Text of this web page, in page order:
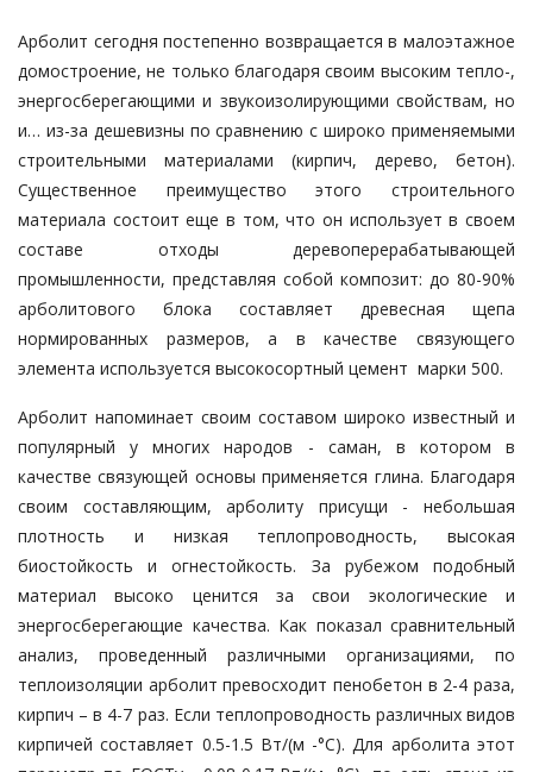
Арболит сегодня постепенно возвращается в малоэтажное
домостроение, не только благодаря своим высоким тепло-,
энергосберегающими и звукоизолирующими свойствам, но
и… из-за дешевизны по сравнению с широко применяемыми
строительными материалами (кирпич, дерево, бетон).
Существенное преимущество этого строительного
материала состоит еще в том, что он использует в своем
составе отходы деревоперерабатывающей
промышленности, представляя собой композит: до 80-90%
арболитового блока составляет древесная щепа
нормированных размеров, а в качестве связующего
элемента используется высокосортный цемент марки 500.
Арболит напоминает своим составом широко известный и
популярный у многих народов - саман, в котором в
качестве связующей основы применяется глина. Благодаря
своим составляющим, арболиту присущи - небольшая
плотность и низкая теплопроводность, высокая
биостойкость и огнестойкость. За рубежом подобный
материал высоко ценится за свои экологические и
энергосберегающие качества. Как показал сравнительный
анализ, проведенный различными организациями, по
теплоизоляции арболит превосходит пенобетон в 2-4 раза,
кирпич – в 4-7 раз. Если теплопроводность различных видов
кирпичей составляет 0.5-1.5 Вт/(м -°С). Для арболита этот